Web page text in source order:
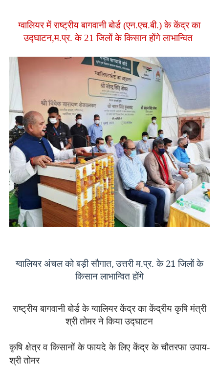
ग्वालियर मेंराष्ट्रीयबागवानी बोर्ड(एन.एच.बी.) के केंद्र का
उद्घाटन,म.प्र. के 21 जिलों के किसानहोंगेलाभान्वित
ग्वालियर अंचल को बड़ी सौगात,उत्तरी म.प्र. के 21 जिलों के
किसान लाभान्वित होंगे
राष्‍ट्रीय बागवानी बोर्ड के ग्वालियर केंद्र का केंद्रीय कृषि मंत्री
श्री तोमर ने किया उद्घाटन
कृषि क्षेत्र व किसानों के फायदे के लिए केंद्र के चौतरफा उपाय-
श्री तोमर